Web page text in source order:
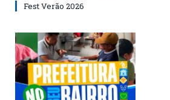
Fest Verão 2026